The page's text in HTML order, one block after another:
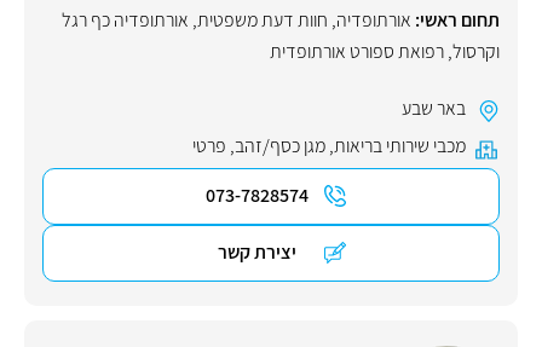
תחום ראשי: אורתופדיה, חוות דעת משפטית, אורתופדיה כף רגל
וקרסול,רפואת ספורט אורתופדית
באר שבע
מכבי שירותי בריאות,מגן כסף/זהב, פרטי
073-7828574
יצירת קשר